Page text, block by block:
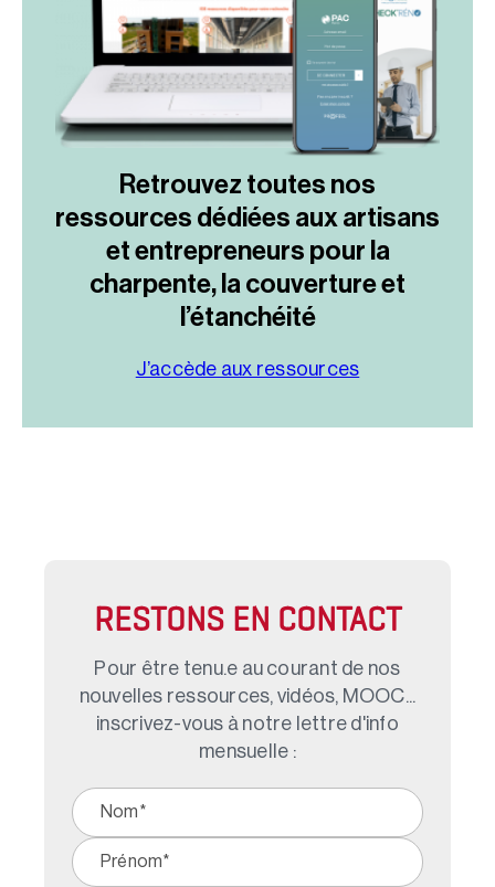
Retrouvez toutes nos
ressources dédiées aux artisans
et entrepreneurs pour la
charpente, la couverture et
l’étanchéité
J’accède aux ressources
RESTONS EN CONTACT
Pour être tenu.e au courant de nos
nouvelles ressources, vidéos, MOOC...
inscrivez-vous à notre lettre d'info
mensuelle :